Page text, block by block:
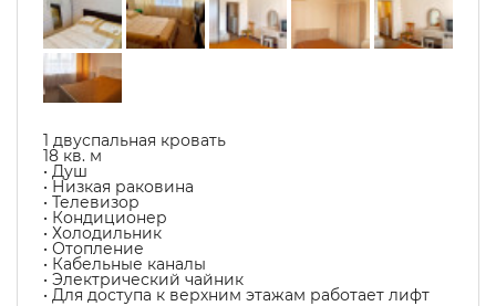
1 двуспальная кровать
18 кв. м
• Душ
• Низкая раковина
• Телевизор
• Кондиционер
• Холодильник
• Отопление
• Кабельные каналы
• Электрический чайник
• Для доступа к верхним этажам работает лифт